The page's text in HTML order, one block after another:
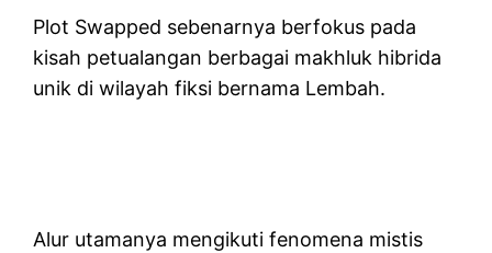
Plot Swapped sebenarnya berfokus pada
kisah petualangan berbagai makhluk hibrida
unik di wilayah fiksi bernama Lembah.
Alur utamanya mengikuti fenomena mistis